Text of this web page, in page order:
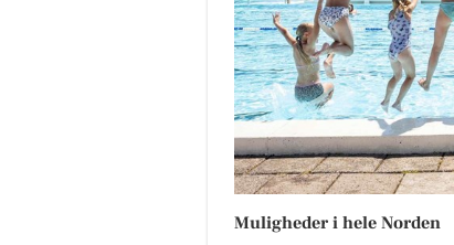
Muligheder i hele Norden